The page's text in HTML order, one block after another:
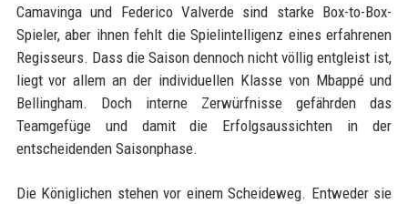
Camavinga und Federico Valverde sind starke Box-to-Box-
Spieler, aber ihnen fehlt die Spielintelligenz eines erfahrenen
Regisseurs. Dass die Saison dennoch nicht völlig entgleist ist,
liegt vor allem an der individuellen Klasse von Mbappé und
Bellingham. Doch interne Zerwürfnisse gefährden das
Teamgefüge und damit die Erfolgsaussichten in der
entscheidenden Saisonphase.
Die Königlichen stehen vor einem Scheideweg. Entweder sie